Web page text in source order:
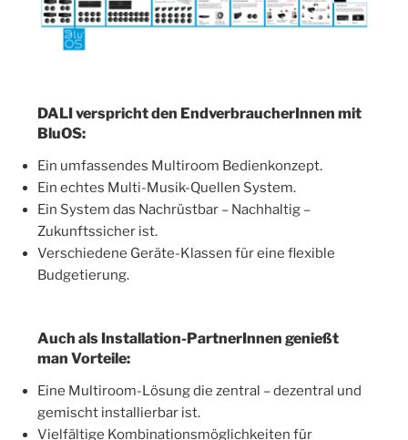
DALI verspricht den EndverbraucherInnen mit
BluOS:
Ein umfassendes Multiroom Bedienkonzept.
Ein echtes Multi-Musik-Quellen System.
Ein System das Nachrüstbar – Nachhaltig –
Zukunftssicher ist.
Verschiedene Geräte-Klassen für eine flexible
Budgetierung.
Auch als Installation-PartnerInnen genießt
man Vorteile:
Eine Multiroom-Lösung die zentral – dezentral und
gemischt installierbar ist.
Vielfältige Kombinationsmöglichkeiten für